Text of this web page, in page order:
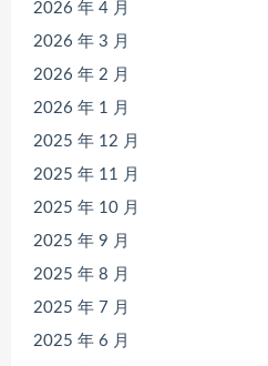
2026 年 4 月
2026 年 3 月
2026 年 2 月
2026 年 1 月
2025 年 12 月
2025 年 11 月
2025 年 10 月
2025 年 9 月
2025 年 8 月
2025 年 7 月
2025 年 6 月